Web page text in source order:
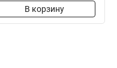
В корзину